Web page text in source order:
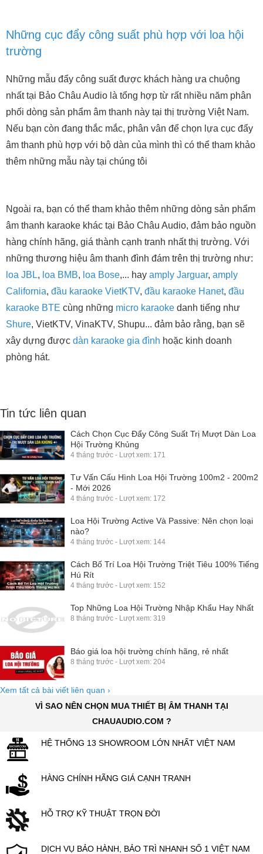
Những cục đẩy công suất phù hợp với loa hội
trường
Những mẫu đẩy công suất được khách hàng ưa chuộng
nhất tại Bảo Châu Audio là tổng hợp từ rất nhiều năm phân
phối dòng sản phẩm âm thanh này tại thị trường Việt Nam.
Nếu bạn còn đang thắc mắc, phân vân để chọn lựa cục đẩy
âm thanh phù hợp với bộ dàn của mình thì có thể tham khảo
thêm những mẫu này tại chúng tôi
Ngoài ra, bạn có thể tham khảo thêm những dòng sản phẩm
âm thanh karaoke khác tại Bảo Châu Audio, đảm bảo nguồn
hàng chính hãng, giá thành cạnh tranh nhất thị trường. Với
những thương hiệu âm thanh đình đám trên thị trường như:
loa JBL, loa BMB, loa Bose,... hay amply Jarguar, amply
California, đầu karaoke VietKTV, đầu karaoke Hanet, đầu
karaoke BTE cùng những micro karaoke danh tiếng như
Shure, VietKTV, VinaKTV, Shupu... đảm bảo rằng, bạn sẽ
xây dựng được dàn karaoke gia đình hoặc kinh doanh
phòng hát.
Tin tức liên quan
Cách Chọn Cục Đẩy Công Suất Trị Mượt Dàn Loa
Hội Trường Khủng
4 tháng trước - Lượt xem: 171
Tư Vấn Cấu Hình Loa Hội Trường 100m2 - 200m2
- Mới 2026
4 tháng trước - Lượt xem: 172
Loa Hội Trường Active Và Passive: Nên chọn loại
nào?
4 tháng trước - Lượt xem: 144
Cách Bố Trí Loa Hội Trường Triệt Tiêu 100% Tiếng
Hú Rít
4 tháng trước - Lượt xem: 152
Top Những Loa Hội Trường Nhập Khẩu Hay Nhất
8 tháng trước - Lượt xem: 319
Báo giá loa hội trường chính hãng, rẻ nhất
8 tháng trước - Lượt xem: 204
Xem tất cả bài viết liên quan ›
VÌ SAO NÊN CHỌN MUA THIẾT BỊ ÂM THANH TẠI
CHAUAUDIO.COM ?
HỆ THỐNG 13 SHOWROOM LỚN NHẤT VIỆT NAM
HÀNG CHÍNH HÃNG GIÁ CẠNH TRANH
HỖ TRỢ KỸ THUẬT TRỌN ĐỜI
DỊCH VỤ BẢO HÀNH, BẢO TRÌ NHANH SỐ 1 VIỆT NAM